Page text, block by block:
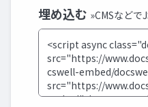
埋め込む »CMSなどで